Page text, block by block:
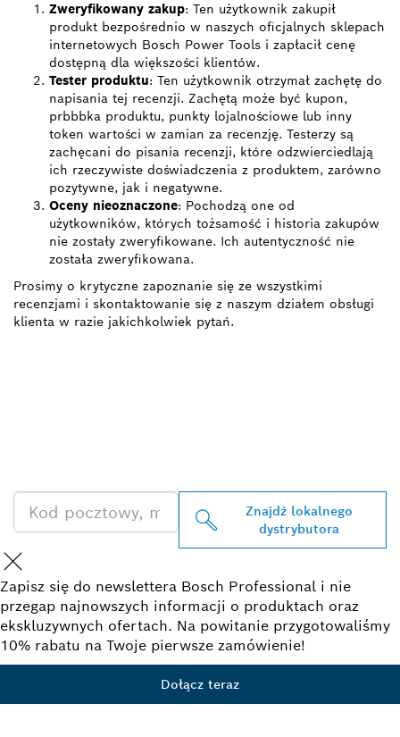
Zweryfikowany zakup: Ten użytkownik zakupił
produkt bezpośrednio w naszych oficjalnych sklepach
internetowych Bosch Power Tools i zapłacił cenę
dostępną dla większości klientów.
Tester produktu: Ten użytkownik otrzymał zachętę do
napisania tej recenzji. Zachętą może być kupon,
prbbbka produktu, punkty lojalnościowe lub inny
token wartości w zamian za recenzję. Testerzy są
zachęcani do pisania recenzji, które odzwierciedlają
ich rzeczywiste doświadczenia z produktem, zarówno
pozytywne, jak i negatywne.
Oceny nieoznaczone: Pochodzą one od
użytkowników, których tożsamość i historia zakupów
nie zostały zweryfikowane. Ich autentyczność nie
została zweryfikowana.
Prosimy o krytyczne zapoznanie się ze wszystkimi
recenzjami i skontaktowanie się z naszym działem obsługi
klienta w razie jakichkolwiek pytań.
Znajdź lokalnego
dystrybutora
Zapisz się do newslettera Bosch Professional i nie
przegap najnowszych informacji o produktach oraz
ekskluzywnych ofertach. Na powitanie przygotowaliśmy
10% rabatu na Twoje pierwsze zamówienie!
Dołącz teraz